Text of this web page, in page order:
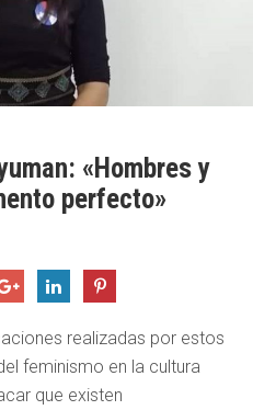
«Hombres y
perfecto»
realizadas por estos
feminismo en la cultura
que existen